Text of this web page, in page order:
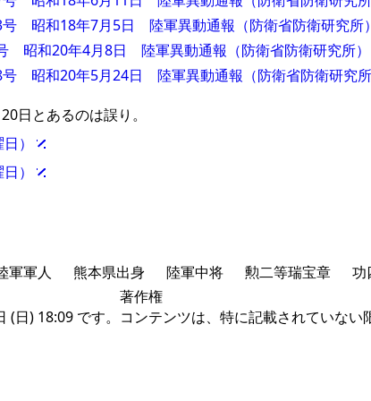
号 昭和18年7月5日 陸軍異動通報（防衛省防衛研究所）
昭和20年4月8日 陸軍異動通報（防衛省防衛研究所）
号 昭和20年5月24日 陸軍異動通報（防衛省防衛研究所
日とあるのは誤り。
）
）
軍軍人 熊本県出身 陸軍中将 勲二等瑞宝章 功
日) 18:09 です。
著作権
コンテンツは、特に記載されていない